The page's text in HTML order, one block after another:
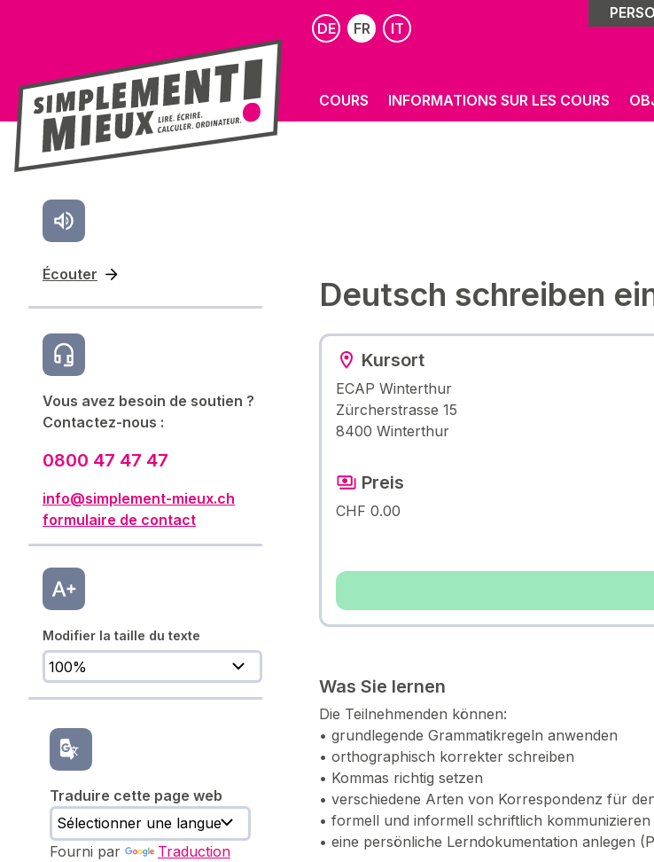
DE FR IT
COURS INFORMATIONS SUR LES COURS
Écouter
Deutsch schreiben
Vous avez besoin de soutien ?
Contactez-nous :
0800 47 47 47
info@simplement-mieux.ch
formulaire de contact
Modifier la taille du texte
Traduire cette page web
Fourni par Traduction
Kursort
ECAP Winterthur
Zürcherstrasse 15
8400 Winterthur
Preis
CHF 0.00
Was Sie lernen
Die Teilnehmenden können:
• grundlegende Grammatikregeln anwenden
• orthographisch korrekter schreiben
• Kommas richtig setzen
• verschiedene Arten von Korrespondenz für
• formell und informell schriftlich kommunizieren
• eine persönliche Lerndokumentation anlegen